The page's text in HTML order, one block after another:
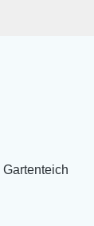
Gartenteich